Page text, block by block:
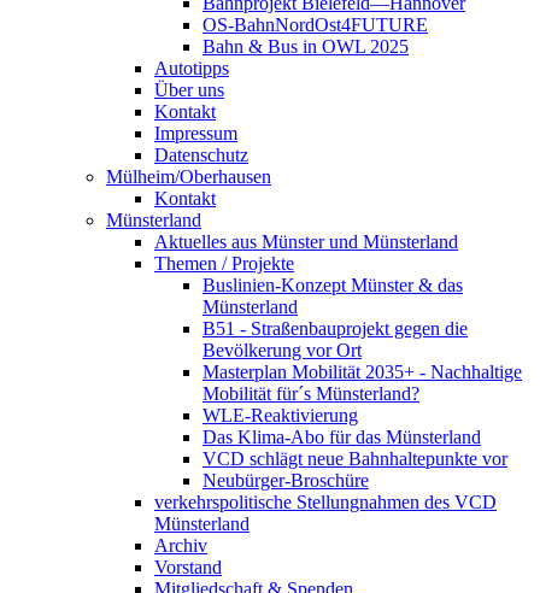
OS-BahnNordOst4FUTURE
Bahn & Bus in OWL 2025
Autotipps
Über uns
Kontakt
Impressum
Datenschutz
Mülheim/Oberhausen
Kontakt
Münsterland
Aktuelles aus Münster und Münsterland
Themen / Projekte
Buslinien-Konzept Münster & das
Münsterland
B51 - Straßenbauprojekt gegen die
Bevölkerung vor Ort
Masterplan Mobilität 2035+ - Nachhaltige
Mobilität für´s Münsterland?
WLE-Reaktivierung
Das Klima-Abo für das Münsterland
VCD schlägt neue Bahnhaltepunkte vor
Neubürger-Broschüre
verkehrspolitische Stellungnahmen des VCD
Münsterland
Archiv
Vorstand
Mitgliedschaft & Spenden